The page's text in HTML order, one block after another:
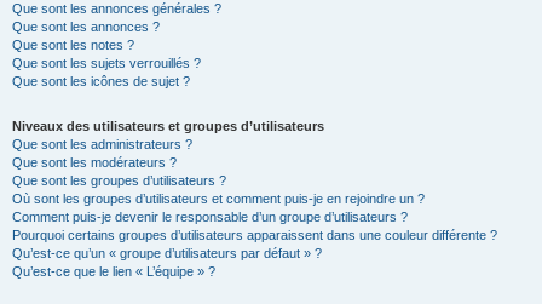
Que sont les annonces générales ?
Que sont les annonces ?
Que sont les notes ?
Que sont les sujets verrouillés ?
Que sont les icônes de sujet ?
Niveaux des utilisateurs et groupes d’utilisateurs
Que sont les administrateurs ?
Que sont les modérateurs ?
Que sont les groupes d’utilisateurs ?
Où sont les groupes d’utilisateurs et comment puis-je en rejoindre un ?
Comment puis-je devenir le responsable d’un groupe d’utilisateurs ?
Pourquoi certains groupes d’utilisateurs apparaissent dans une couleur différente ?
Qu’est-ce qu’un « groupe d’utilisateurs par défaut » ?
Qu’est-ce que le lien « L’équipe » ?